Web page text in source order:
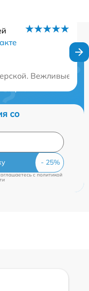
Вежливые и
со
c политикой